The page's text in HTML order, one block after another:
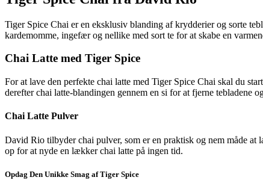
Tiger Spice Chai er en eksklusiv blanding af krydderier og sorte
kardemomme, ingefær og nellike med sort te for at skabe en
Chai Latte med Tiger Spice
For at lave den perfekte chai latte med Tiger Spice Chai skal du
derefter chai latte-blandingen gennem en si for at fjerne tebladene
Chai Latte Pulver
David Rio tilbyder chai pulver, som er en praktisk og nem måde
op for at nyde en lækker chai latte på ingen tid.
Opdag Den Unikke Smag af Tiger Spice